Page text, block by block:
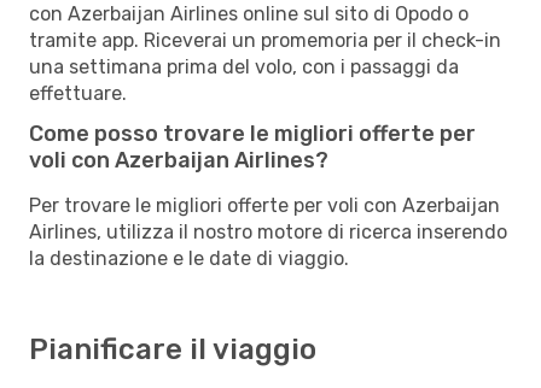
con Azerbaijan Airlines online sul sito di Opodo o
tramite app. Riceverai un promemoria per il check-in
una settimana prima del volo, con i passaggi da
effettuare.
Come posso trovare le migliori offerte per
voli con Azerbaijan Airlines?
Per trovare le migliori offerte per voli con Azerbaijan
Airlines, utilizza il nostro motore di ricerca inserendo
la destinazione e le date di viaggio.
Pianificare il viaggio